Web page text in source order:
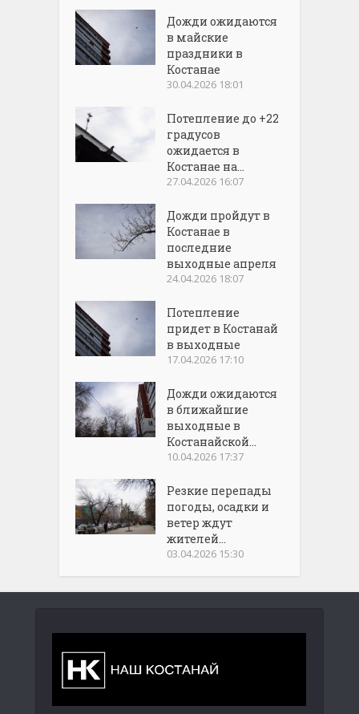
Дожди ожидаются
в майские
праздники в
Костанае
30.04.2026 18:01
Потепление до +22
градусов
ожидается в
Костанае на...
27.04.2026 16:07
Дожди пройдут в
Костанае в
последние
выходные апреля
24.04.2026 18:07
Потепление
придет в Костанай
в выходные
17.04.2026 17:10
Дожди ожидаются
в ближайшие
выходные в
Костанайской...
10.04.2026 17:37
Резкие перепады
погоды, осадки и
ветер ждут
жителей...
03.04.2026 15:30